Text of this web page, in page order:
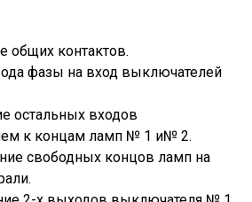
общих контактов.
фазы на вход выключателей
остальных входов
к концам ламп № 1 и№ 2.
свободных концов ламп на